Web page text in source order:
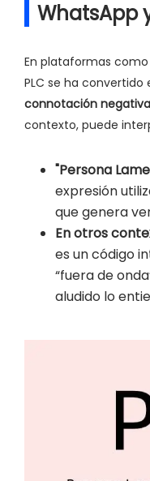
WhatsApp
En plataformas como
PLC se ha convertido
connotación negativa
contexto, puede
"Persona
expresión
que genera
En otros
es un código
“fuera de
aludido lo